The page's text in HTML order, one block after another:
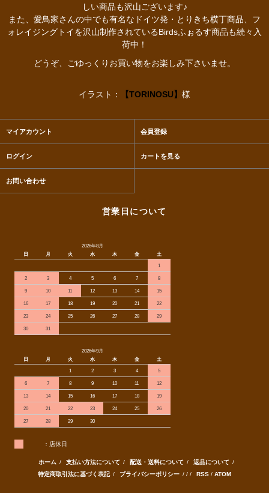
しい商品も沢山ございます♪
また、愛鳥家さんの中でも有名なドイツ発・とりきち横丁商品、フ
ォレイジングトイを沢山制作されているBirdsふぉるす商品も続々入
荷中！
どうぞ、ごゆっくりお買い物をお楽しみ下さいませ。
イラスト： 【TORINOSU】 様
マイアカウント 会員登録
ログイン カートを見る
お問い合わせ
営業日について
2026年8月
日
月 火 水 木 金
土
1
2 3 4 5 6 7 8
9 10 11 12 13 14 15
16 17 18 19 20 21 22
23 24 25 26 27 28 29
30 31
2026年9月
日
月 火 水 木 金
土
1
2 3 4 5
6 7 8 9 10 11 12
13 14 15 16 17 18 19
20 21 22 23 24 25 26
27 28 29 30
：店休日
ホーム / 支払い方法について / 配送・送料について / 返品について /
特定商取引法に基づく表記 / プライバシーポリシー / / / RSS / ATOM